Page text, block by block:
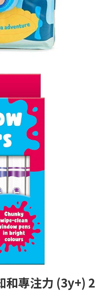
專注力 (3y+) 2